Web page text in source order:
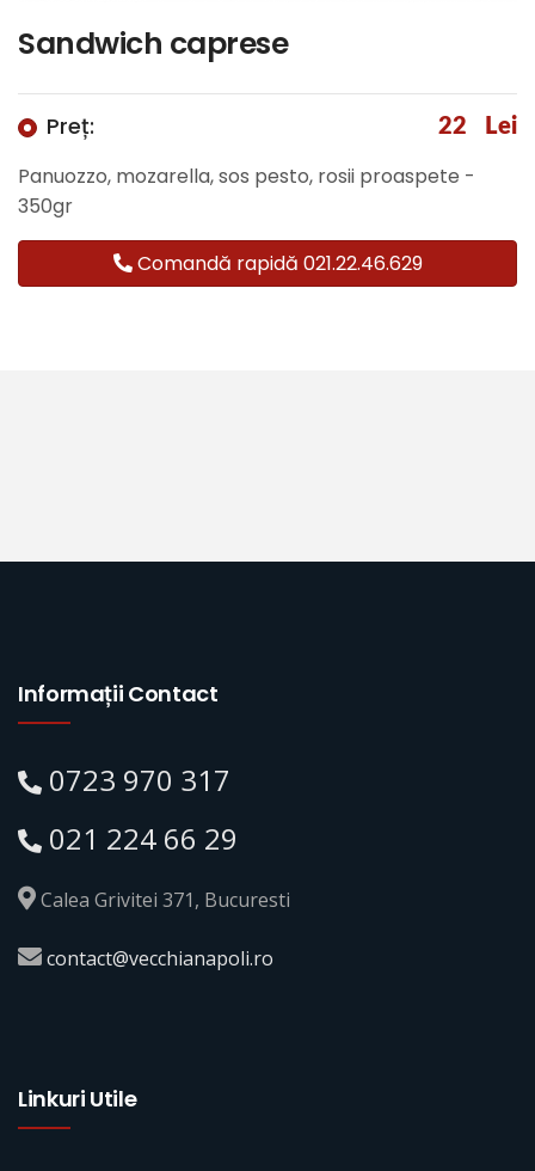
Sandwich caprese
Preț: 22 Lei
Panuozzo, mozarella, sos pesto, rosii proaspete -
350gr
Comandă rapidă 021.22.46.629
Linkuri Utile
Informații Contact
0723 970 317
021 224 66 29
Calea Grivitei 371, Bucuresti
contact@vecchianapoli.ro